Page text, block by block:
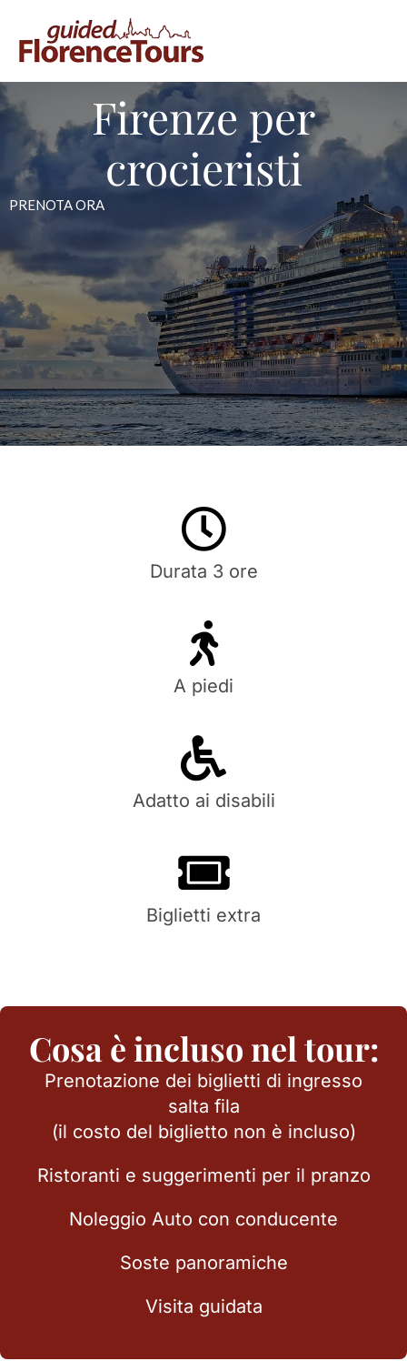
Firenze per
crocieristi
PRENOTA ORA
Durata 3 ore
A piedi
Adatto ai disabili
Biglietti extra
Cosa è incluso nel tour:
Prenotazione dei biglietti di ingresso
salta fila
(il costo del biglietto non è incluso)
Ristoranti e suggerimenti per il pranzo
Noleggio Auto con conducente
Soste panoramiche
Visita guidata